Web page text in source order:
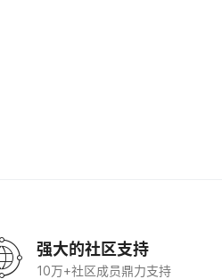
强大的社区支持
10万+社区成员鼎力支持